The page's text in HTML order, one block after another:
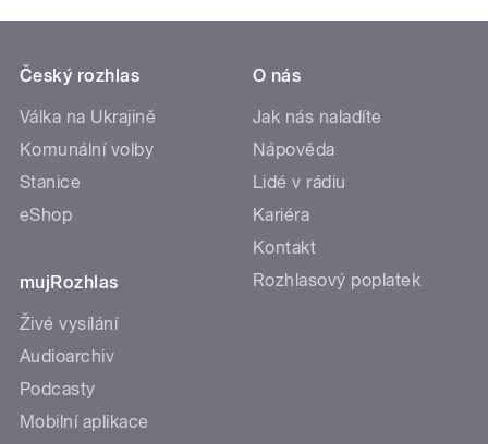
Český rozhlas
Válka na Ukrajině
Komunální volby
Stanice
eShop
mujRozhlas
Živé vysílání
Audioarchiv
Podcasty
Mobilní aplikace
O nás
Jak nás naladíte
Nápověda
Lidé v rádiu
Kariéra
Kontakt
Rozhlasový poplatek